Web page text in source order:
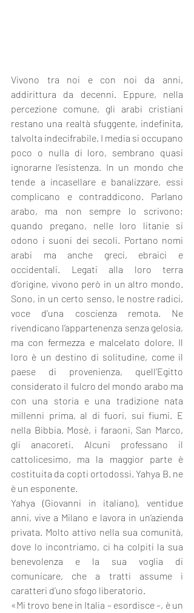
Vivono tra noi e con noi da anni,
addirittura da decenni. Eppure, nella
percezione comune, gli arabi cristiani
restano una realtà sfuggente, indefinita,
talvolta indecifrabile. I media si occupano
poco o nulla di loro, sembrano quasi
ignorarne l’esistenza. In un mondo che
tende a incasellare e banalizzare, essi
complicano e contraddicono. Parlano
arabo, ma non sempre lo scrivono;
quando pregano, nelle loro litanie si
odono i suoni dei secoli. Portano nomi
arabi ma anche greci, ebraici e
occidentali. Legati alla loro terra
d’origine, vivono però in un altro mondo.
Sono, in un certo senso, le nostre radici,
voce d’una coscienza remota. Ne
rivendicano l’appartenenza senza gelosia,
ma con fermezza e malcelato dolore. Il
loro è un destino di solitudine, come il
paese di provenienza, quell’Egitto
considerato il fulcro del mondo arabo ma
con una storia e una tradizione nata
millenni prima, al di fuori, sui fiumi. E
nella Bibbia. Mosè, i faraoni, San Marco,
gli anacoreti. Alcuni professano il
cattolicesimo, ma la maggior parte è
costituita da copti ortodossi. Yahya B. ne
è un esponente.
Yahya (Giovanni in italiano), ventidue
anni, vive a Milano e lavora in un’azienda
privata. Molto attivo nella sua comunità,
dove lo incontriamo, ci ha colpiti la sua
benevolenza e la sua voglia di
comunicare, che a tratti assume i
caratteri d’uno sfogo liberatorio.
«Mi trovo bene in Italia – esordisce –, è un